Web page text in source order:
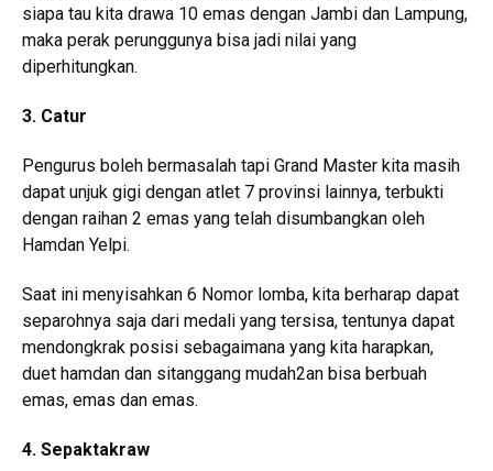
siapa tau kita drawa 10 emas dengan Jambi dan Lampung,
maka perak perunggunya bisa jadi nilai yang
diperhitungkan.
3. Catur
Pengurus boleh bermasalah tapi Grand Master kita masih
dapat unjuk gigi dengan atlet 7 provinsi lainnya, terbukti
dengan raihan 2 emas yang telah disumbangkan oleh
Hamdan Yelpi.
Saat ini menyisahkan 6 Nomor lomba, kita berharap dapat
separohnya saja dari medali yang tersisa, tentunya dapat
mendongkrak posisi sebagaimana yang kita harapkan,
duet hamdan dan sitanggang mudah2an bisa berbuah
emas, emas dan emas.
4. Sepaktakraw